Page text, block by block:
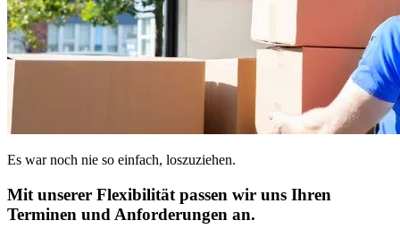
Es war noch nie so einfach, loszuziehen.
Mit unserer Flexibilität passen wir uns Ihren
Terminen und Anforderungen an.